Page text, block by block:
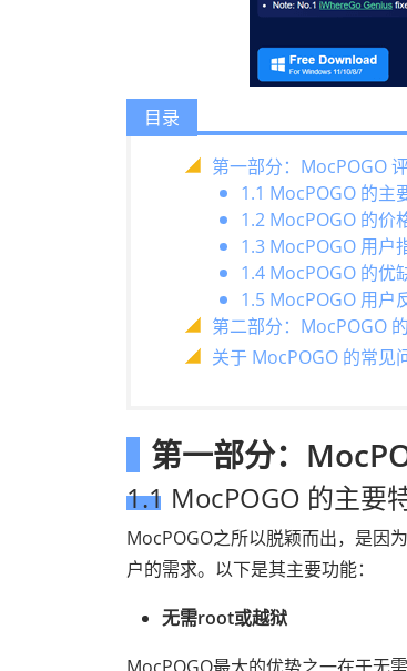
目录
第一部分：MocPOGO
1.1 MocPOGO 的主
1.2 MocPOGO 的价
1.3 MocPOGO 用户
1.4 MocPOGO 的优
1.5 MocPOGO 用户
第二部分：MocPOGO
关于 MocPOGO 的常见
第一部分：
1.1 MocPOGO 的主要
MocPOGO之所以脱颖而出，是因
户的需求。以下是其主要功能：
无需root或越狱